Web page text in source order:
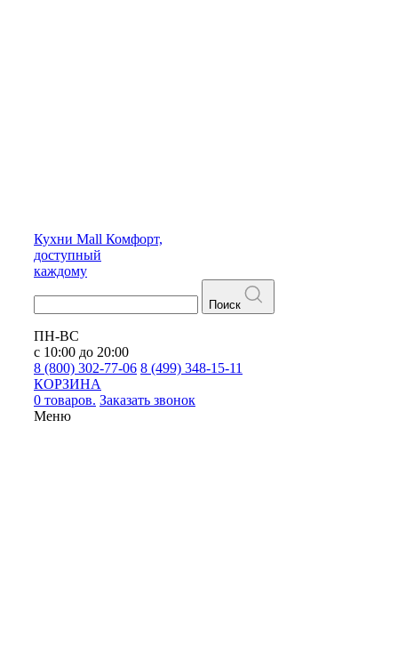
Кухни Mall Комфорт,
доступный
каждому
Поиск
ПН-ВС
с 10:00 до 20:00
8 (800) 302-77-06 8 (499) 348-15-11
КОРЗИНА
0 товаров. Заказать звонок
Меню